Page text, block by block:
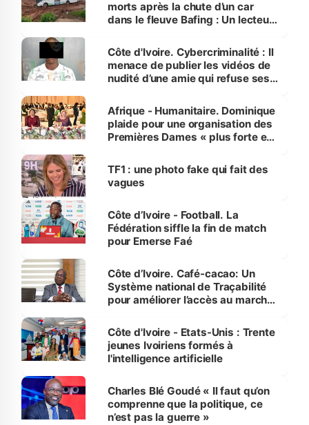
morts après la chute d’un car
dans le fleuve Bafing : Un lecteur
des Transports
Côte d'Ivoire. Cybercriminalité : Il
menace de publier les vidéos de
nudité d’une amie qui refuse ses
Afrique - Humanitaire. Dominique
plaide pour une organisation des
Premières Dames « plus forte et
sur la scène internationale »
TF1 : une photo fake qui fait des
vagues
Côte d’Ivoire - Football. La
Fédération siffle la fin de match
pour Emerse Faé
Côte d’Ivoire. Café-cacao: Un
Système national de Traçabilité
pour améliorer l’accès au marché
Côte d'Ivoire - Etats-Unis : Trente
jeunes Ivoiriens formés à
l'intelligence artificielle
Charles Blé Goudé « Il faut qu’on
comprenne que la politique, ce
n’est pas la guerre »